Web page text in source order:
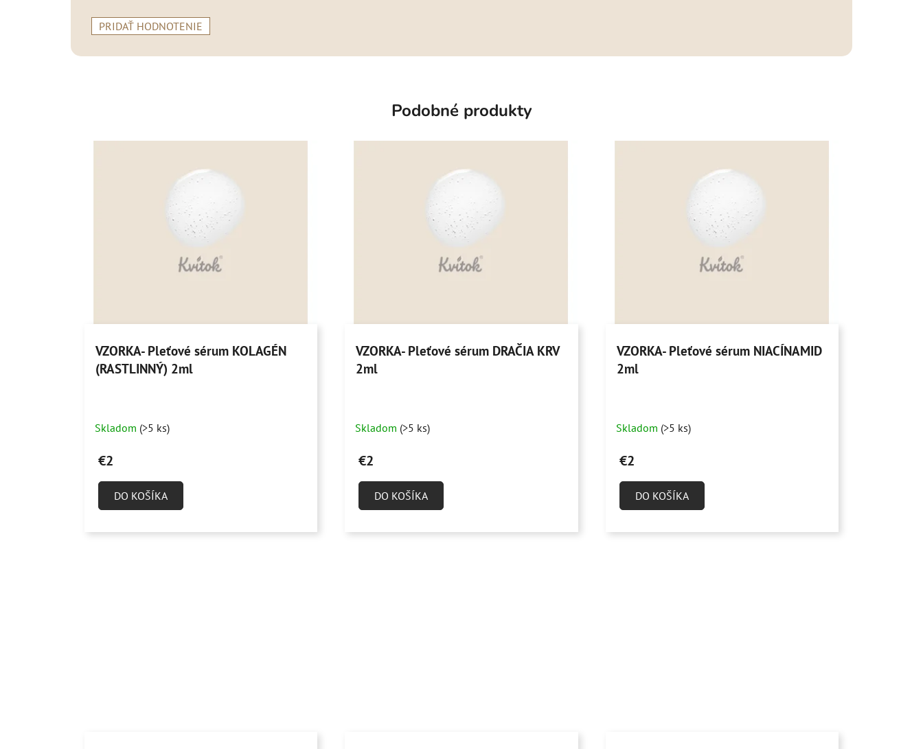
PRIDAŤ HODNOTENIE
Podobné produkty
VZORKA- Pleťové sérum KOLAGÉN
(RASTLINNÝ) 2ml
Skladom (>5 ks)
€2
DO KOŠÍKA
VZORKA- Pleťové sérum DRAČIA KRV
2ml
Skladom (>5 ks)
€2
DO KOŠÍKA
VZORKA- Pleťové sérum NIACÍNAMID
2ml
Skladom (>5 ks)
€2
DO KOŠÍKA